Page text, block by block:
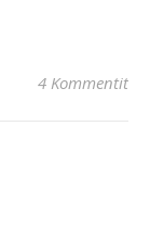
4 Kommentit